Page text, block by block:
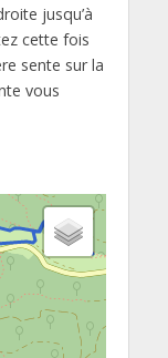
jusqu’à
cette fois
sente sur la
vous